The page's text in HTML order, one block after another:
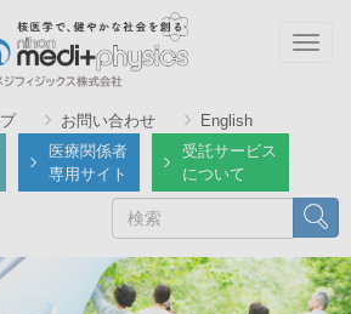
お問い合わせ
English
医療関係者
専用サイト
受託サービス
について
検索